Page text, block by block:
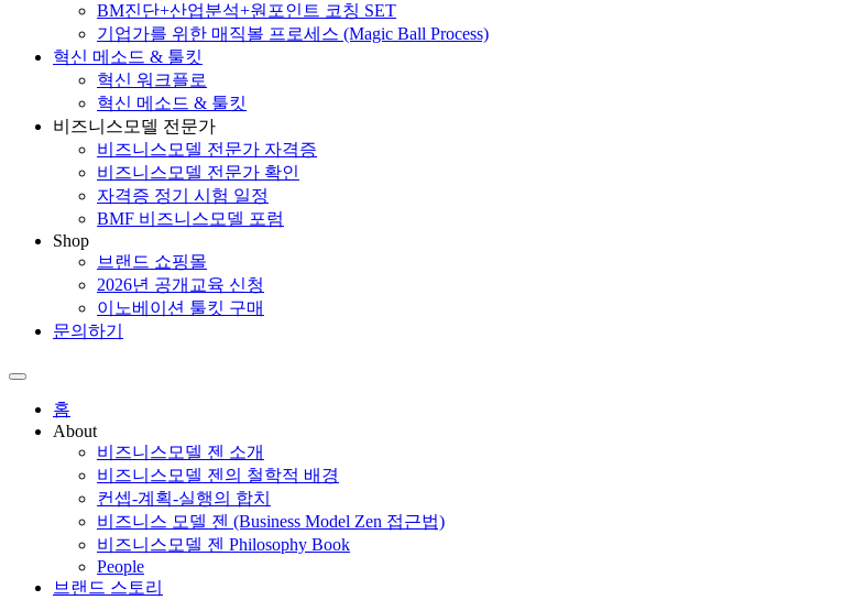
BM진단+산업분석+원포인트 코칭 SET
기업가를 위한 매직볼 프로세스 (Magic Ball Process)
혁신 메소드 & 툴킷
혁신 워크플로
혁신 메소드 & 툴킷
비즈니스모델 전문가
비즈니스모델 전문가 자격증
비즈니스모델 전문가 확인
자격증 정기 시험 일정
BMF 비즈니스모델 포럼
Shop
브랜드 쇼핑몰
2026년 공개교육 신청
이노베이션 툴킷 구매
문의하기
홈
About
비즈니스모델 젠 소개
비즈니스모델 젠의 철학적 배경
컨셉-계획-실행의 합치
비즈니스 모델 젠 (Business Model Zen 접근법)
비즈니스모델 젠 Philosophy Book
People
브랜드 스토리